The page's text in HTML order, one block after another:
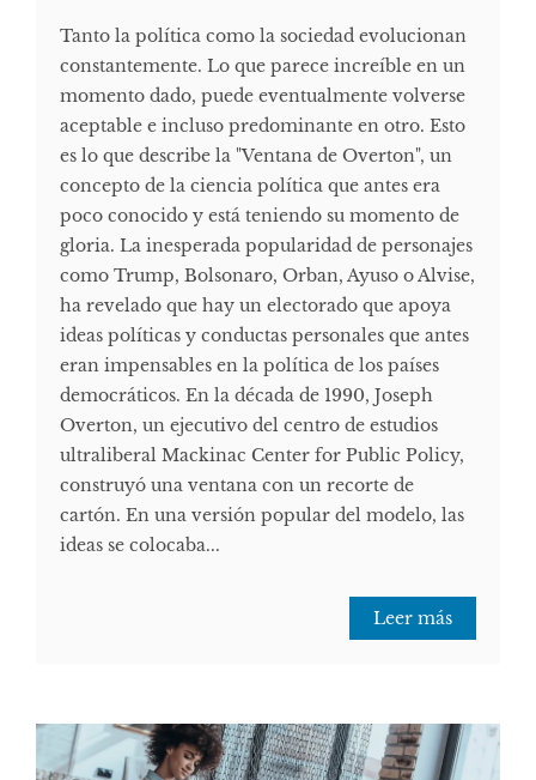
Tanto la política como la sociedad evolucionan
constantemente. Lo que parece increíble en un
momento dado, puede eventualmente volverse
aceptable e incluso predominante en otro. Esto
es lo que describe la "Ventana de Overton", un
concepto de la ciencia política que antes era
poco conocido y está teniendo su momento de
gloria. La inesperada popularidad de personajes
como Trump, Bolsonaro, Orban, Ayuso o Alvise,
ha revelado que hay un electorado que apoya
ideas políticas y conductas personales que antes
eran impensables en la política de los países
democráticos. En la década de 1990, Joseph
Overton, un ejecutivo del centro de estudios
ultraliberal Mackinac Center for Public Policy,
construyó una ventana con un recorte de
cartón. En una versión popular del modelo, las
ideas se colocaba...
Leer más